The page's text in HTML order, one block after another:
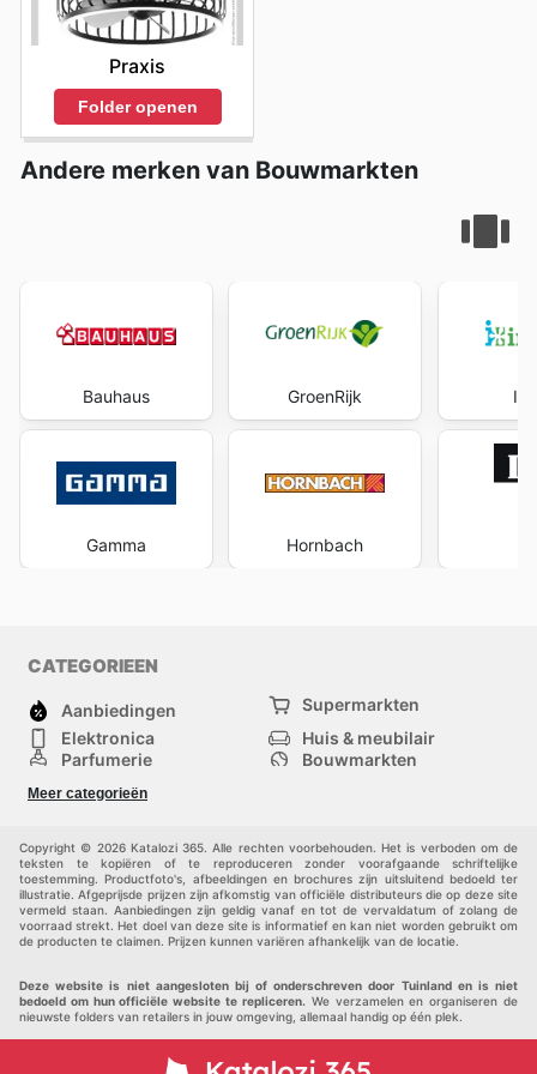
Praxis
Folder openen
Andere merken van Bouwmarkten
Bauhaus
Gamma
GroenRijk
Hornbach
CATEGORIEEN
Aanbiedingen
Supermarkten
Elektronica
Huis & meubilair
Parfumerie
Bouwmarkten
Kinderen
Meer categorieën
Copyright © 2026 Katalozi 365. Alle rechten voorbehouden. Het is verboden om de
teksten te kopiëren of te reproduceren zonder voorafgaande schriftelijke
toestemming. Productfoto's, afbeeldingen en brochures zijn uitsluitend bedoeld ter
illustratie. Afgeprijsde prijzen zijn afkomstig van officiële distributeurs die op deze site
vermeld staan. Aanbiedingen zijn geldig vanaf en tot de vervaldatum of zolang de
voorraad strekt. Het doel van deze site is informatief en kan niet worden gebruikt om
de producten te claimen. Prijzen kunnen variëren afhankelijk van de locatie.
Deze website is niet aangesloten bij of onderschreven door Tuinland en is niet
bedoeld om hun officiële website te repliceren. We verzamelen en organiseren de
nieuwste folders van retailers in jouw omgeving, allemaal handig op één plek.